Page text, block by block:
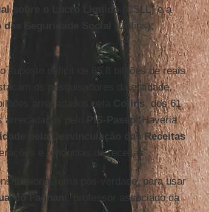
sobre o Lucro Líquido
(CSLL) e a
Seguridade Social
(Cofins),
suposto déficit de 85,8 bilhões de reais
os pesquisadores da entidade,
arrecadados pela
Cofins, dos 61
arrecadados pelo PIS-Pasep . Haveria
pela Desvinculação das Receitas
e renúncias de receitas”.
uma pós-verdade, para usar
Fagnani
, professor associado da